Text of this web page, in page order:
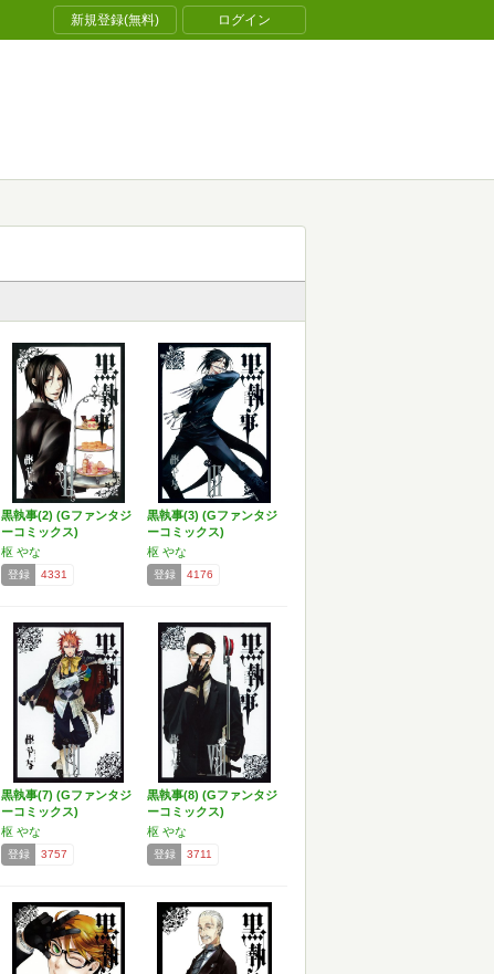
新規登録(無料) ログイン
黒執事(2) (Gファンタジ
ーコミックス)
枢 やな
登録 4331
黒執事(3) (Gファンタジ
ーコミックス)
枢 やな
登録 4176
黒執事(7) (Gファンタジ
ーコミックス)
枢 やな
登録 3757
黒執事(8) (Gファンタジ
ーコミックス)
枢 やな
登録 3711